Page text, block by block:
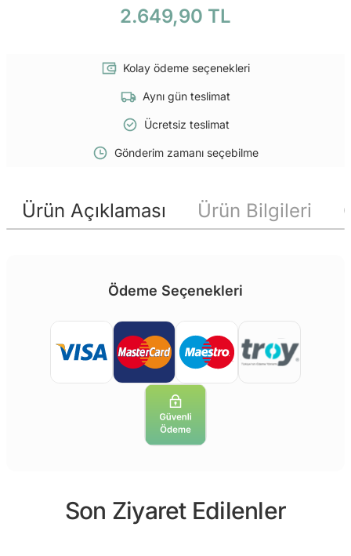
2.649,90 TL
Kolay ödeme seçenekleri
Aynı gün teslimat
Ücretsiz teslimat
Gönderim zamanı seçebilme
Ürün Açıklaması Ürün Bilgileri
Ödeme Seçenekleri
Son Ziyaret Edilenler